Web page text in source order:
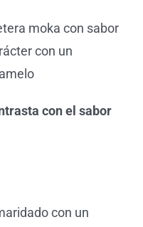
moka con sabor
con un
con el sabor
con un